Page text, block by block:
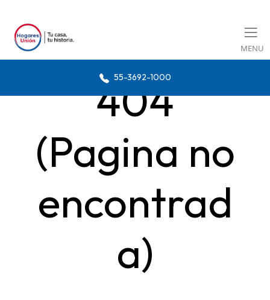
MENU
55-3692-1000
404
(Pagina no
encontrad
a)